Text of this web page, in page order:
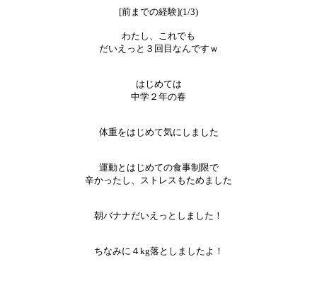
[前までの経験](1/3)
わたし、これでも
だいえっと３回目なんですｗ
はじめては
中学２年の春
体重をはじめて気にしました
運動とはじめての食事制限で
辛かったし、ストレスもためました
朝バナナだいえっとしました！
ちなみに４kg落としましたよ！